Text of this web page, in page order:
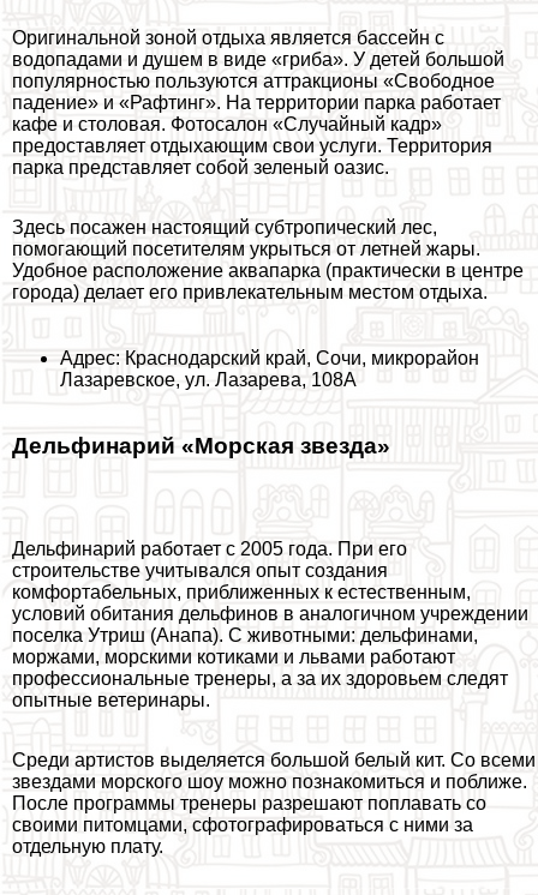
Оригинальной зоной отдыха является бассейн с
водопадами и душем в виде «гриба». У детей большой
популярностью пользуются аттpaкционы «Свободное
падение» и «Рафтинг». На территории парка работает
кафе и столовая. Фотосалон «Случайный кадр»
предоставляет отдыхающим свои услуги. Территория
парка представляет собой зеленый оазис.
Здесь посажен настоящий субтропический лес,
помогающий посетителям укрыться от летней жары.
Удобное расположение аквапарка (пpaктически в центре
города) делает его привлекательным местом отдыха.
Адрес: Краснодарский край, Сочи, микрорайон
Лазаревское, ул. Лазарева, 108А
Дельфинарий «Морская звезда»
Дельфинарий работает с 2005 года. При его
строительстве учитывался опыт создания
комфортабельных, приближенных к естественным,
условий обитания дельфинов в аналогичном учреждении
поселка Утриш (Анапа). С животными: дельфинами,
моржами, морскими котиками и львами работают
профессиональные тренеры, а за их здоровьем следят
опытные ветеринары.
Среди артистов выделяется большой белый кит. Со всеми
звездами морского шоу можно познакомиться и поближе.
После программы тренеры разрешают поплавать со
своими питомцами, сфотографироваться с ними за
отдельную плату.